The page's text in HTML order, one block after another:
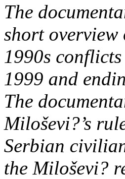
The
short
1990s
1999 and
The
Miloševi?’s
Serbian
the Miloševi?